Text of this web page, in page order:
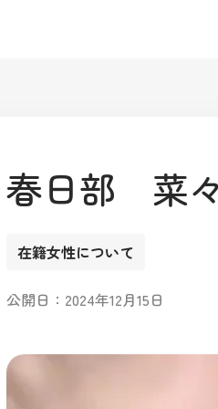
春日部 菜
在籍女性について
公開日：2024年12月15日